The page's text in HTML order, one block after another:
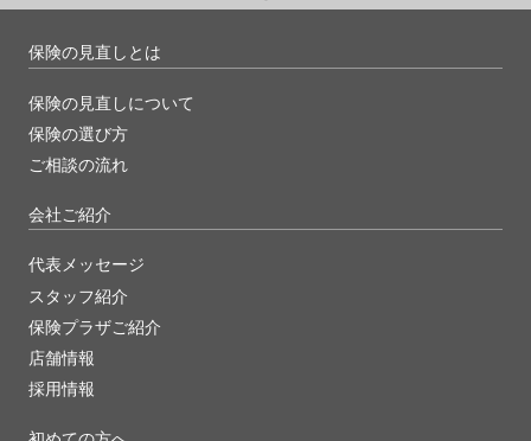
保険の見直しとは
保険の見直しについて
保険の選び方
ご相談の流れ
会社ご紹介
代表メッセージ
スタッフ紹介
保険プラザご紹介
店舗情報
採用情報